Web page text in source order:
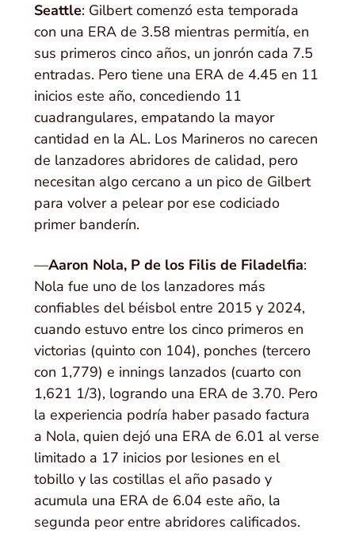
Seattle: Gilbert comenzó esta temporada
con una ERA de 3.58 mientras permitía, en
sus primeros cinco años, un jonrón cada 7.5
entradas. Pero tiene una ERA de 4.45 en 11
inicios este año, concediendo 11
cuadrangulares, empatando la mayor
cantidad en la AL. Los Marineros no carecen
de lanzadores abridores de calidad, pero
necesitan algo cercano a un pico de Gilbert
para volver a pelear por ese codiciado
primer banderín.
—Aaron Nola, P de los Filis de Filadelfia:
Nola fue uno de los lanzadores más
confiables del béisbol entre 2015 y 2024,
cuando estuvo entre los cinco primeros en
victorias (quinto con 104), ponches (tercero
con 1,779) e innings lanzados (cuarto con
1,621 1/3), logrando una ERA de 3.70. Pero
la experiencia podría haber pasado factura
a Nola, quien dejó una ERA de 6.01 al verse
limitado a 17 inicios por lesiones en el
tobillo y las costillas el año pasado y
acumula una ERA de 6.04 este año, la
segunda peor entre abridores calificados.